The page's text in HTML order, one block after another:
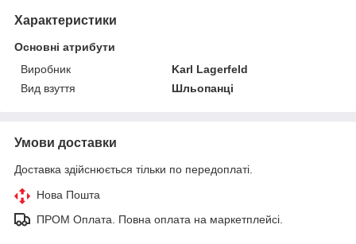
Характеристики
Основні атрибути
Виробник
Karl Lagerfeld
Вид взуття
Шльопанці
Умови доставки
Доставка здійснюється тільки по передоплаті.
Нова Пошта
ПРОМ Оплата. Повна оплата на маркетплейсі.